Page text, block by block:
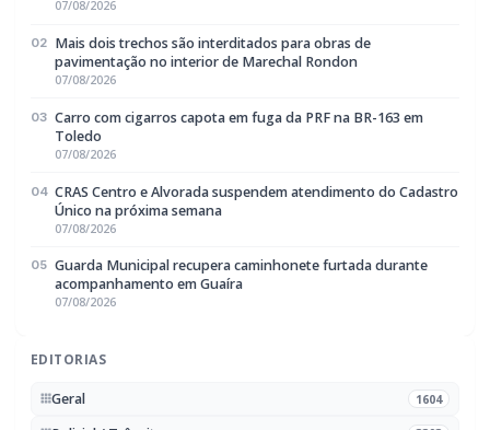
Toledo
07/08/2026
Único na próxima semana
07/08/2026
acompanhamento em Guaíra
07/08/2026
EDITORIAS
Geral